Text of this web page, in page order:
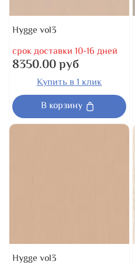
Hygge vol3
срок доставки 10-16 дней
8350.00 руб
Купить в 1 клик
В корзину
Hygge vol3